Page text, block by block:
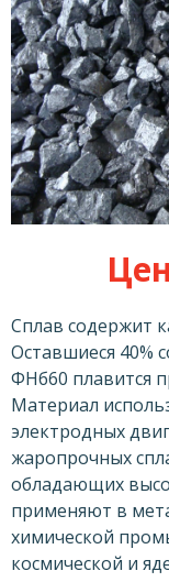
Сплав содержит
Оставшиеся 40%
ФНб60 плавится
Материал
электродных
жаропрочных
обладающих
применяют в
химической
космической и